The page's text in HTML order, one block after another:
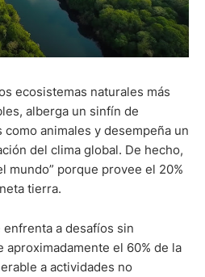
ecosistemas naturales más
alberga un sinfín de
animales y desempeña un
del clima global. De hecho,
mundo” porque provee el 20%
tierra.
a desafíos sin
el 60% de la
a actividades no